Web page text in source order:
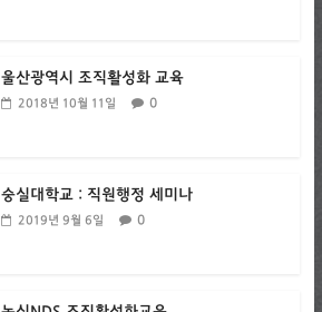
울산광역시 조직활성화 교육
2018년 10월 11일 0
숭실대학교 : 직원행정 세미나
2019년 9월 6일 0